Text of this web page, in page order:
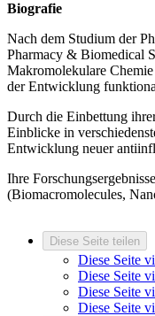
Biografie
Nach dem Studium der
Pharmacy & Biomedical
Makromolekulare
der Entwicklung
Durch die Einbettung
Einblicke in
Entwicklung neuer
Ihre
(Biomacromolecules,
Diese Seite teilen
Diese Seite
Diese Seite
Diese Seite
Diese Seite